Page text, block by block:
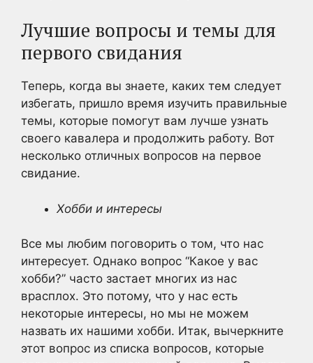
Лучшие вопросы и темы для
первого свидания
Теперь, когда вы знаете, каких тем следует
избегать, пришло время изучить правильные
темы, которые помогут вам лучше узнать
своего кавалера и продолжить работу. Вот
несколько отличных вопросов на первое
свидание.
Хобби и интересы
Все мы любим поговорить о том, что нас
интересует. Однако вопрос “Какое у вас
хобби?” часто застает многих из нас
врасплох. Это потому, что у нас есть
некоторые интересы, но мы не можем
назвать их нашими хобби. Итак, вычеркните
этот вопрос из списка вопросов, которые